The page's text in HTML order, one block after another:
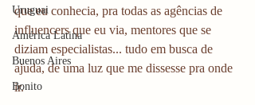
Uruguai
América Latina
Buenos Aires
Bonito
que eu conhecia, pra todas as agências de
influencers que eu via, mentores que se
diziam especialistas... tudo em busca de
ajuda, de uma luz que me dissesse pra onde
ir.